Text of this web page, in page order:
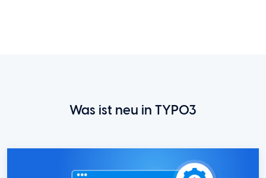
Was ist neu in TYPO3